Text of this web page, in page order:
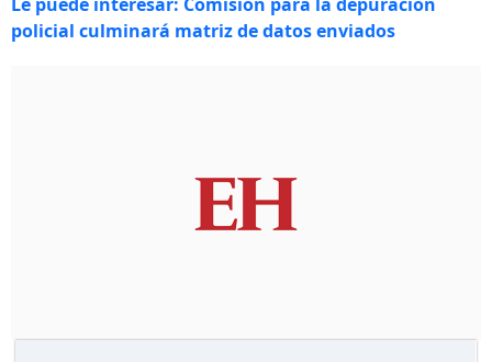
policial culminará matriz de datos enviados